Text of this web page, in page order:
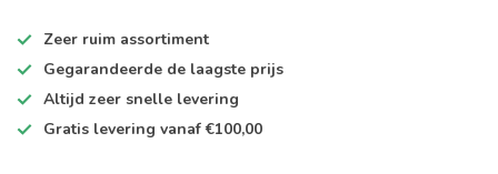
Zeer ruim assortiment
Gegarandeerde de laagste prijs
Altijd zeer snelle levering
Gratis levering vanaf €100,00